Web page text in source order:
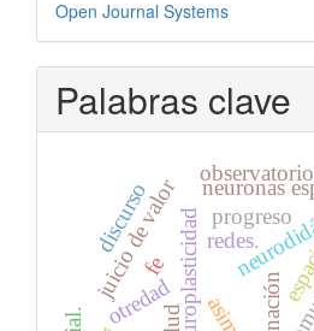
por
Open Journal Systems
Palabras clave
neuronas
neuroplasticidad
otredad
progreso
juicio de valor
discurso
fe
observatorio
redes.